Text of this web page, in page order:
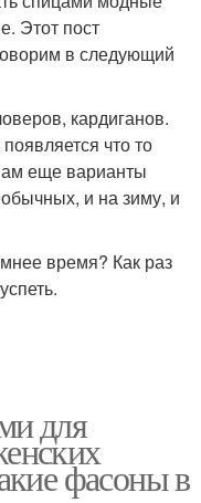
Этот пост
в следующий
кардиганов.
что то
еще варианты
и на зиму, и
время? Как раз
для
фасоны в